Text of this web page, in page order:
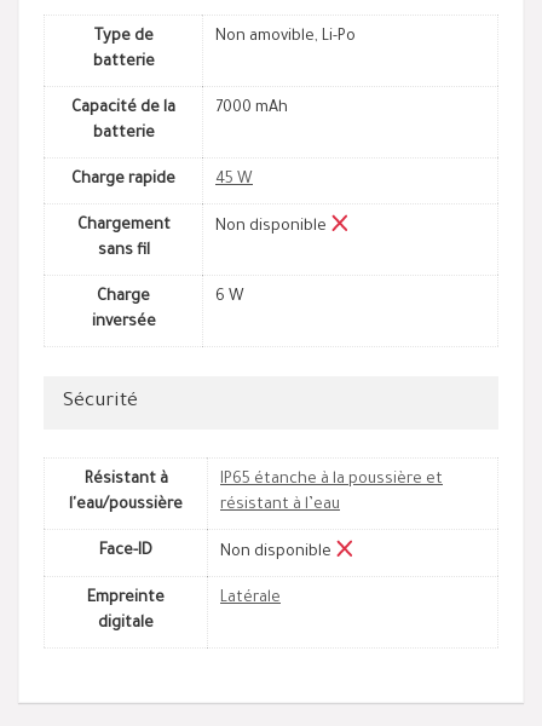
Type de
batterie
Non amovible, Li-Po
Capacité de la
batterie
7000 mAh
Charge rapide 45 W
Chargement
sans fil
Non disponible
Charge
inversée
6 W
Sécurité
Résistant à
l'eau/poussière
IP65 étanche à la poussière et
résistant à l’eau
Face-ID Non disponible
Empreinte
digitale
Latérale